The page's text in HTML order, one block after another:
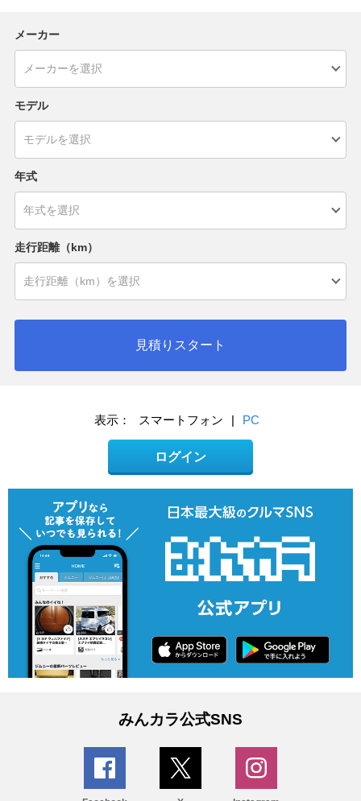
メーカー
モデル
年式
走行距離（km）
見積りスタート
表示： スマートフォン | PC
ログイン
みんカラ公式SNS